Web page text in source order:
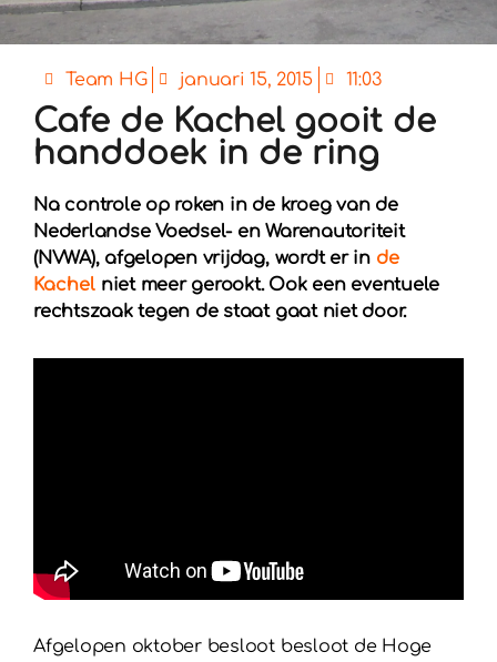
Team HG januari 15, 2015 11:03
Cafe de Kachel gooit de
handdoek in de ring
Na controle op roken in de kroeg van de
Nederlandse Voedsel- en Warenautoriteit
(NVWA), afgelopen vrijdag, wordt er in de
Kachel niet meer gerookt. Ook een eventuele
rechtszaak tegen de staat gaat niet door.
Afgelopen oktober besloot besloot de Hoge